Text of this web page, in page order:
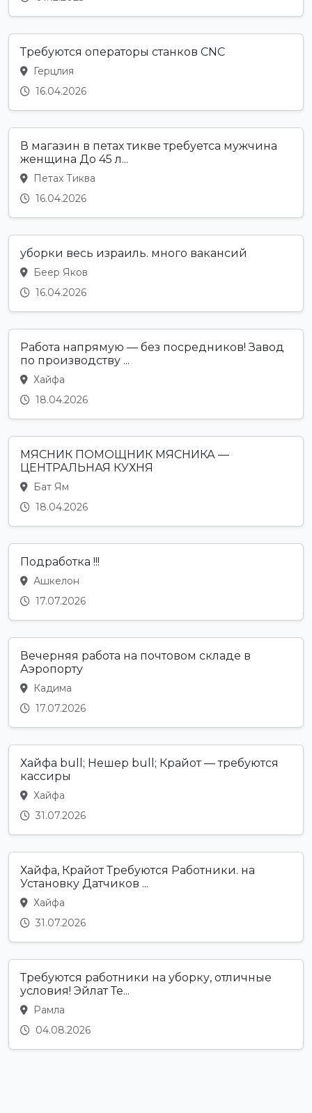
Требуются операторы станков CNC
Герцлия
16.04.2026
В магазин в петах тикве требуетса мужчина
женщина До 45 л...
Петах Тиква
16.04.2026
уборки весь израиль. много вакансий
Беер Яков
16.04.2026
Работа напрямую — без посредников! Завод
по производству ...
Хайфа
18.04.2026
МЯСНИК ПОМОЩНИК МЯСНИКА —
ЦЕНТРАЛЬНАЯ КУХНЯ
Бат Ям
18.04.2026
Подработка !!!
Ашкелон
17.07.2026
Вечерняя работа на почтовом складе в
Аэропорту
Кадима
17.07.2026
Хайфа bull; Нешер bull; Крайот — требуются
кассиры
Хайфа
31.07.2026
Хайфа, Крайот Требуются Работники. на
Установку Датчиков ...
Хайфа
31.07.2026
Требуются работники на уборку, отличные
условия! Эйлат Те...
Рамла
04.08.2026